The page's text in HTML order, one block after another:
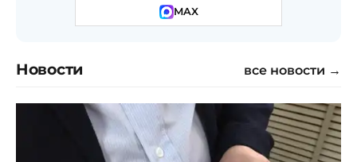
MAX
Новости все новости →